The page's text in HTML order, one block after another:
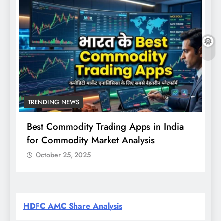
TRENDING NEWS
Best Commodity Trading Apps in India
for Commodity Market Analysis
October 25, 2025
HDFC AMC Share Analysis